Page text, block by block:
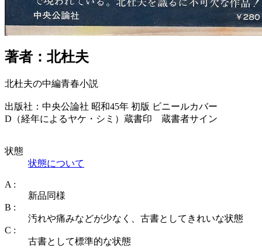
著者：北杜夫
北杜夫の中編青春小説
出版社：中央公論社 昭和45年 初版 ビニールカバー
D（経年によるヤケ・シミ）蔵書印 蔵書者サイン
状態
状態について
A :
新品同様
B :
汚れや痛みなどが少なく、古書としてきれいな状態
C :
古書として標準的な状態